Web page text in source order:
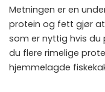
Metningen er en
protein og fett gjør
som er nyttig hvis du
du flere rimelige
hjemmelagde